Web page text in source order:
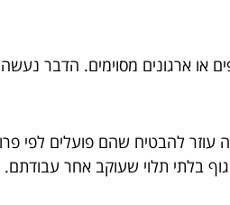
או ארגונים מסוימים. הדבר
עוזר להבטיח שהם פועלים לפי
בלתי תלוי שעוקב אחר עבודתם.